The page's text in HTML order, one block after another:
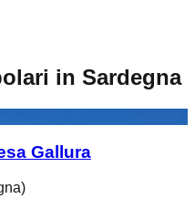
in Sardegna
Gallura